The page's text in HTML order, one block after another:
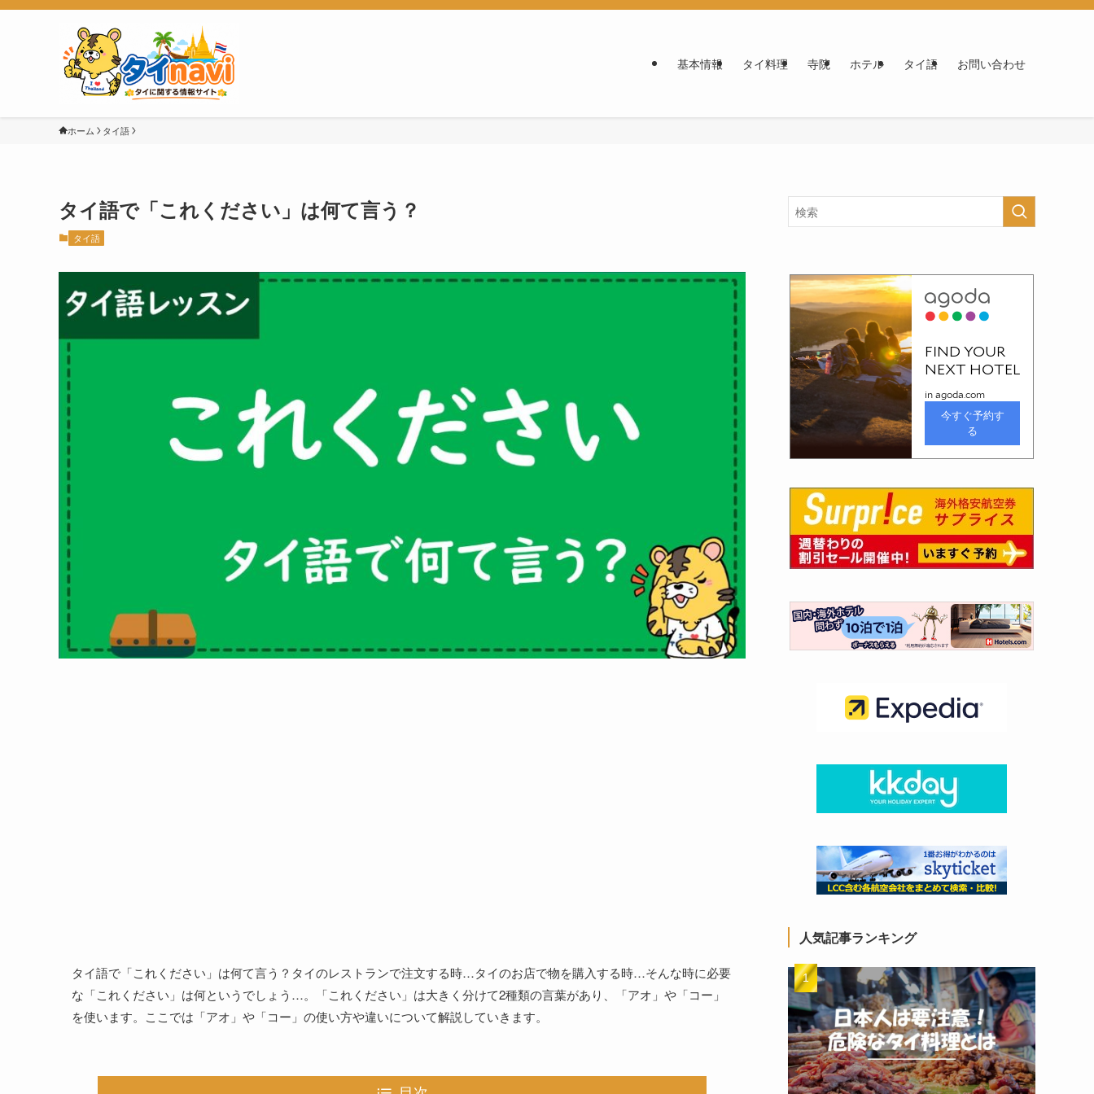
基本情報 タイ料理 寺院 ホテル タイ語 お問い合わせ
ホーム タイ語
タイ語で「これください」は何て言う？
タイ語
タイ語で「これください」は何て言う？タイのレストランで注文する時…タイのお店で物を購入する時…そんな時に必要
な「これください」は何というでしょう…。「これください」は大きく分けて2種類の言葉があり、「アオ」や「コー」
を使います。ここでは「アオ」や「コー」の使い方や違いについて解説していきます。
人気記事ランキング